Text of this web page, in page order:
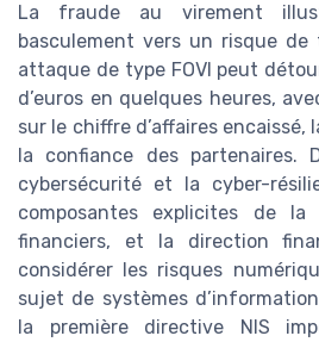
La fraude au virement
basculement vers un risque de
attaque de type FOVI peut
d’euros en quelques heures,
sur le chiffre d’affaires
la confiance des partenaires.
cybersécurité et la cyber-
composantes explicites de
financiers, et la direction
considérer les risques
sujet de systèmes
la première directive NIS